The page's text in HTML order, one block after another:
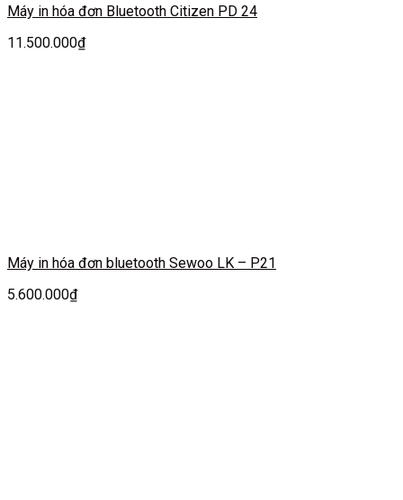
Máy in hóa đơn Bluetooth Citizen PD 24
11.500.000₫
Máy in hóa đơn bluetooth Sewoo LK – P21
5.600.000₫